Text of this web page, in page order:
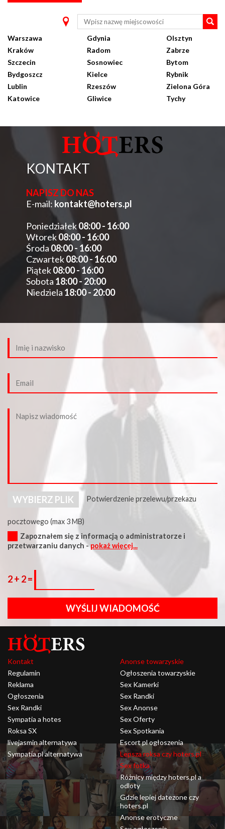
Warszawa
Kraków
Szczecin
Bydgoszcz
Lublin
Katowice
Gdynia
Radom
Sosnowiec
Kielce
Rzeszów
Gliwice
Olsztyn
Zabrze
Bytom
Rybnik
Zielona Góra
Tychy
KONTAKT
NAPISZ DO NAS
E-mail: kontakt@hoters.pl
Poniedziałek08:00 - 16:00
Wtorek08:00 - 16:00
Środa 08:00 - 16:00
Czwartek08:00 - 16:00
Piątek08:00 - 16:00
Sobota 18:00 - 20:00
Niedziela 18:00 - 20:00
WYBIERZ PLIK Potwierdzenie przelewu/przekazu
pocztowego (max 3 MB)
Zapoznałem się z informacją o administratorze i
przetwarzaniu danych -pokaż więcej...
2 + 2 =
WYŚLIJ WIADOMOŚĆ
Kontakt
Regulamin
Reklama
Ogłoszenia
Sex Randki
Sympatia a hotes
Roksa SX
livejasmin alternatywa
Sympatia.pl alternatywa
Anonse towarzyskie
Ogłoszenia towarzyskie
Sex Kamerki
Sex Randki
Sex Anonse
Sex Oferty
Sex Spotkania
Escort pl ogłoszenia
Lepsza roksa czy hoters.pl
Sex fotka
Różnicy między hoters.pl a
odloty
Gdzie lepiej datezone czy
hoters.pl
Anonse erotyczne